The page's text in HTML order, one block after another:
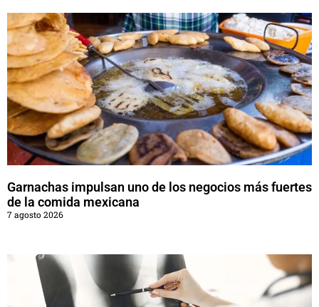
Garnachas impulsan uno de los negocios más fuertes
de la comida mexicana
7 agosto 2026